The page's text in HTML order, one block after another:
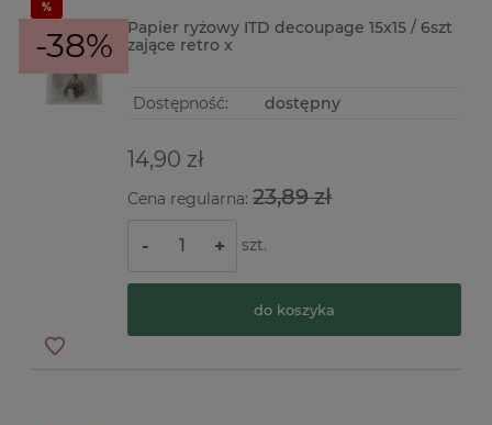
-38%
Papier ryżowy ITD decoupage 15x15 / 6szt
zające retro x
Dostępność: dostępny
14,90 zł
Cena regularna:23,89 zł
- + szt.
do koszyka